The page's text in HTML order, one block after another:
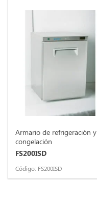
Armario de refrigeración y
congelación
FS200ISD
Código: FS200ISD